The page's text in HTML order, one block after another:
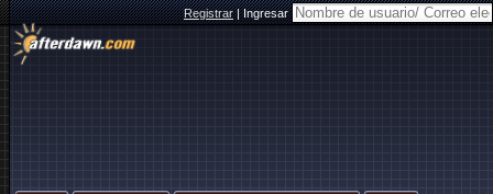
Registrar|Ingresar